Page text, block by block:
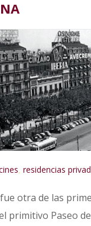
,residencias
otra de las
primitivo Paseo de